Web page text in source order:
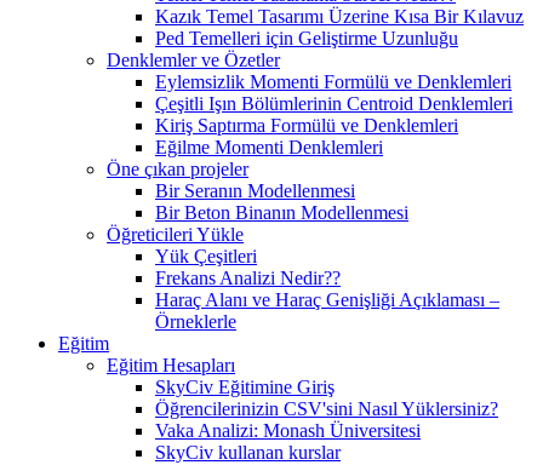
Kazık Temel Tasarımı Üzerine Kısa Bir Kılavuz
Ped Temelleri için Geliştirme Uzunluğu
Denklemler ve Özetler
Eylemsizlik Momenti Formülü ve Denklemleri
Çeşitli Işın Bölümlerinin Centroid Denklemleri
Kiriş Saptırma Formülü ve Denklemleri
Eğilme Momenti Denklemleri
Öne çıkan projeler
Bir Seranın Modellenmesi
Bir Beton Binanın Modellenmesi
Öğreticileri Yükle
Yük Çeşitleri
Frekans Analizi Nedir??
Haraç Alanı ve Haraç Genişliği Açıklaması –
Örneklerle
Eğitim
Eğitim Hesapları
SkyCiv Eğitimine Giriş
Öğrencilerinizin CSV'sini Nasıl Yüklersiniz?
Vaka Analizi: Monash Üniversitesi
SkyCiv kullanan kurslar